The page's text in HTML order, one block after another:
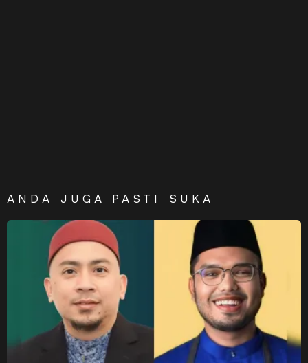
ANDA JUGA PASTI SUKA